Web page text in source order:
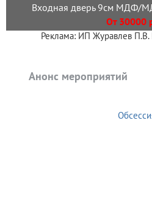
Входная дверь 9см МДФ/
От 30000
Реклама: ИП Журавлев
Анонс мероприятий